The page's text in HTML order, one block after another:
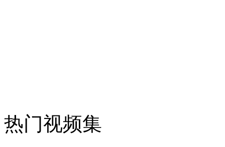
消防员救轻生者 花炮节热闹非凡
热门视频集